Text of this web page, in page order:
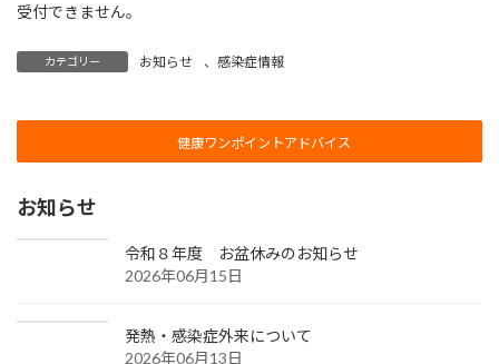
受付できません。
カテゴリー お知らせ 、 感染症情報
健康ワンポイントアドバイス
お知らせ
令和８年度 お盆休みのお知らせ
2026年06月15日
発熱・感染症外来について
2026年06月13日